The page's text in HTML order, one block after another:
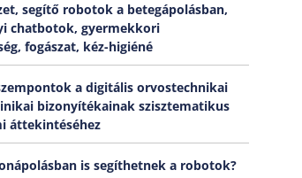
segítő robotok a betegápolásban,
chatbotok, gyermekkori
fogászat, kéz-higiéné
a digitális orvostechnikai
bizonyítékainak szisztematikus
áttekintéséhez
is segíthetnek a robotok?